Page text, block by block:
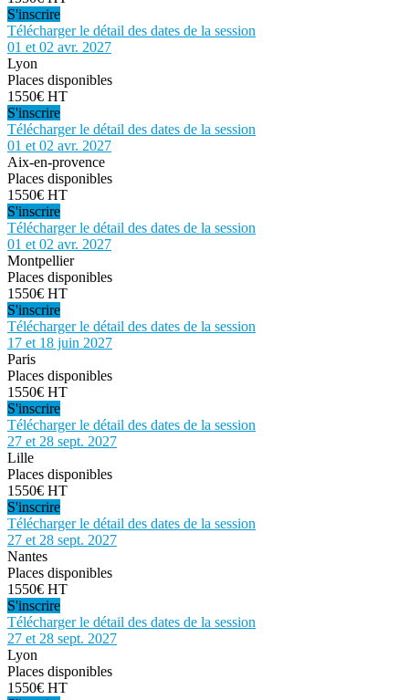
S'inscrire
Télécharger le détail des dates de la session
01 et 02 avr. 2027
Lyon
Places disponibles
1550€ HT
S'inscrire
Télécharger le détail des dates de la session
01 et 02 avr. 2027
Aix-en-provence
Places disponibles
1550€ HT
S'inscrire
Télécharger le détail des dates de la session
01 et 02 avr. 2027
Montpellier
Places disponibles
1550€ HT
S'inscrire
Télécharger le détail des dates de la session
17 et 18 juin 2027
Paris
Places disponibles
1550€ HT
S'inscrire
Télécharger le détail des dates de la session
27 et 28 sept. 2027
Lille
Places disponibles
1550€ HT
S'inscrire
Télécharger le détail des dates de la session
27 et 28 sept. 2027
Nantes
Places disponibles
1550€ HT
S'inscrire
Télécharger le détail des dates de la session
27 et 28 sept. 2027
Lyon
Places disponibles
1550€ HT